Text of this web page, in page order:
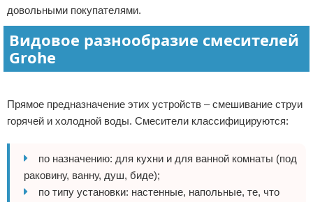
довольными покупателями.
Видовое разнообразие смесителей
Grohe
Прямое предназначение этих устройств – смешивание струи
горячей и холодной воды. Смесители классифицируются:
по назначению: для кухни и для ванной комнаты (под
раковину, ванну, душ, биде);
по типу установки: настенные, напольные, те, что